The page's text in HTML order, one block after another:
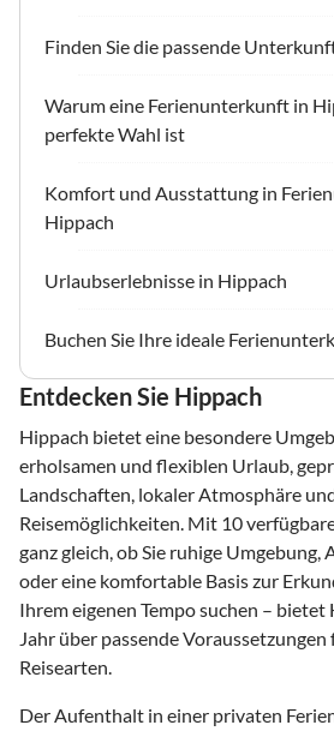
Finden Sie die passende
Warum eine Ferienunterkunft in
perfekte Wahl ist
Komfort und Ausstattung in
Hippach
Urlaubserlebnisse in Hippach
Buchen Sie Ihre ideale
Entdecken Sie Hippach
Hippach bietet eine besondere
erholsamen und flexiblen Urlaub,
Landschaften, lokaler Atmosphäre
Reisemöglichkeiten. Mit 10
ganz gleich, ob Sie ruhige
oder eine komfortable Basis zur
Ihrem eigenen Tempo suchen – bietet
Jahr über passende
Reisearten.
Der Aufenthalt in einer privaten